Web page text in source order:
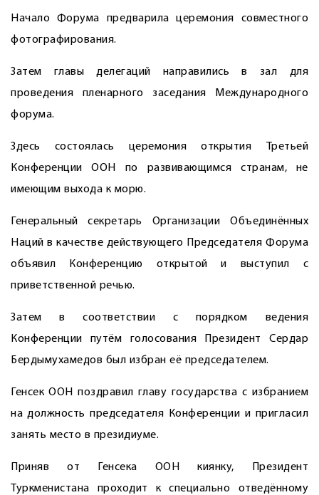
Начало Форума предварила церемония совместного
фотографирования.
Затем главы делегаций направились в зал для
проведения пленарного заседания Международного
форума.
Здесь состоялась церемония открытия Третьей
Конференции ООН по развивающимся странам, не
имеющим выхода к морю.
Генеральный секретарь Организации Объединённых
Наций в качестве действующего Председателя Форума
объявил Конференцию открытой и выступил с
приветственной речью.
Затем в соответствии с порядком ведения
Конференции путём голосования Президент Сердар
Бердымухамедов был избран её председателем.
Генсек ООН поздравил главу государства с избранием
на должность председателя Конференции и пригласил
занять место в президиуме.
Приняв от Генсека ООН киянку, Президент
Туркменистана проходит к специально отведённому